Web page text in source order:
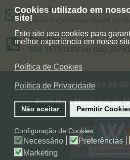
Cookies utilizado em
site!
Este site usa cookies para
melhor experiência em nosso
Política de Cookies
Política de Privacidade
Não aceitar Permitir
Configuração de Cookies:
Necessário Preferências
Marketing
Email:
gabinete@novaubirata.mt.gov.br
Telefone:
(66) 35791192 ou (66)
Copyright © - Todos os
Prefeitura Municipal de